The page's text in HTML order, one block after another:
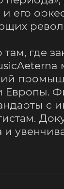
его
где
Европы.
с
и